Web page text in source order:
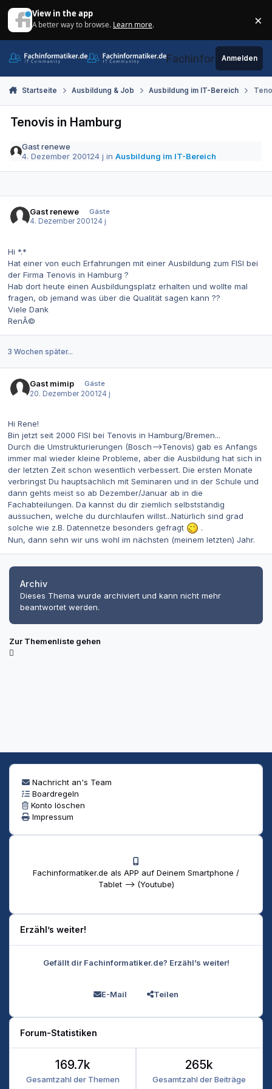
View in the app
A better way to browse. Learn more. ×
Fachinformatiker.de
Anmelden
Startseite Ausbildung & Job Ausbildung im IT-Bereich
Tenovis in Hamburg
Gast renewe
4. Dezember 200124 j inAusbildung im IT-Bereich
Gast renewe
Gäste
4. Dezember 2001 24 j
Hi *.*
Hat einer von euch Erfahrungen mit einer Ausbildung zum FISI bei
der Firma Tenovis in Hamburg ?
Hab dort heute einen Ausbildungsplatz erhalten und wollte mal
fragen, ob jemand was über die Qualität sagen kann ??
Viele Dank
RenÃ©
3 Wochen später...
Gast mimip
Gäste
20. Dezember 200124 j
Hi Rene!
Bin jetzt seit 2000 FISI bei Tenovis in Hamburg/Bremen...
Durch die Umstrukturierungen (Bosch-->Tenovis) gab es Anfangs
immer mal wieder kleine Probleme, aber die Ausbildung hat sich in
der letzten Zeit schon wesentlich verbessert. Die ersten Monate
verbringst Du hauptsächlich mit Seminaren und in der Schule und
dann gehts meist so ab Dezember/Januar ab in die
Fachabteilungen. Da kannst du dir ziemlich selbstständig
aussuchen, welche du durchlaufen willst...Natürlich sind grad
solche wie z.B. Datennetze besonders gefragt
.
Nun, dann sehn wir uns wohl im nächsten (meinem letzten) Jahr.
Archiv
Dieses Thema wurde archiviert und kann nicht mehr
beantwortet werden.
Zur Themenliste gehen
Nachricht an's Team
Boardregeln
Konto löschen
Impressum
Fachinformatiker.de als APP auf Deinem Smartphone /
Tablet --> (Youtube)
Erzähl’s weiter!
Gefällt dir Fachinformatiker.de? Erzähl’s weiter!
E-Mail Teilen
Forum-Statistiken
Gesamtzahl der Themen
169.7k
Gesamtzahl der Beiträge
265k